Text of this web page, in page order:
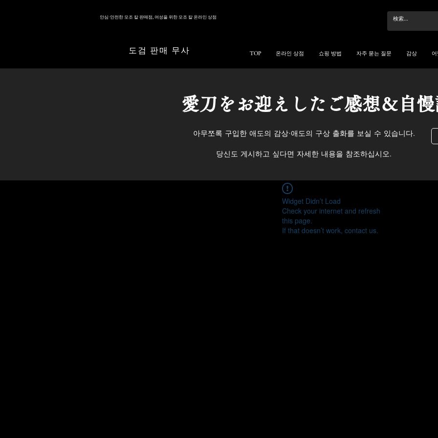
안심·안전한 모조 칼 판매점, 여성을 위한 모조 칼 온라인 상점
도검 판매 무사 TOP 온라인 상점 쇼핑 방법 자주 묻는 질문 감상
愛刀をお迎えしたご感想＆自
아무쪼록 구입한 애도의 감상·애도의 구상 출화를 보실 수 있습니다.
당신도 게시하고 싶다면 자세한 내용을 참조하십시오.
Widget Didn’t Load
Check your internet and refresh
this page.
If that doesn’t work, contact us.